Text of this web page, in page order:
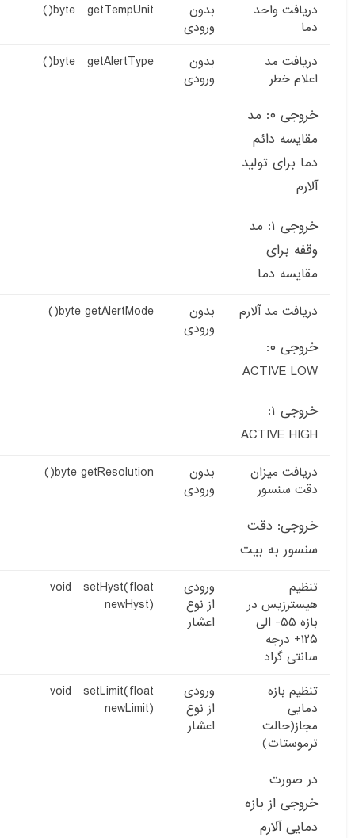
دریافت واحد
دما
بدون
ورودی
byte getTempUnit()
دریافت مد
اعلام خطر
خروجی ۰: مد
مقایسه دائم
دما برای تولید
آلارم
خروجی ۱: مد
وقفه برای
مقایسه دما
بدون
ورودی
byte getAlertType()
دریافت مد آلارم
خروجی ۰:
ACTIVE LOW
خروجی ۱:
ACTIVE HIGH
بدون
ورودی
byte getAlertMode()
دریافت میزان
دقت سنسور
خروجی: دقت
سنسور به بیت
بدون
ورودی
byte getResolution()
تنظیم
هیسترزیس در
بازه ۵۵- الی
۱۲۵+ درجه
سانتی گراد
ورودی
از نوع
اعشار
void setHyst(float
newHyst)
تنظیم بازه
دمایی
مجاز(حالت
ترموستات)
در صورت
خروجی از بازه
دمایی آلارم
ورودی
از نوع
اعشار
void setLimit(float
newLimit)